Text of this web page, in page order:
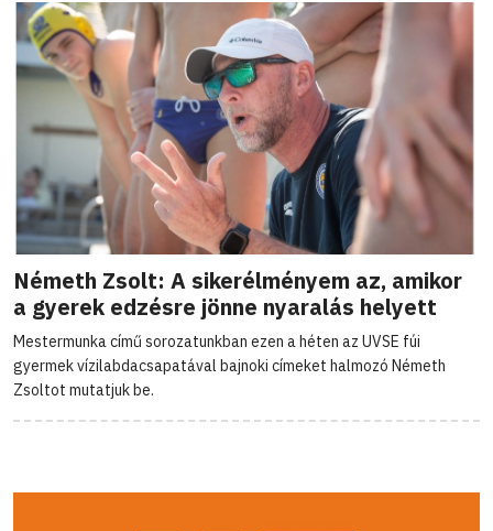
Németh Zsolt: A sikerélményem az, amikor
a gyerek edzésre jönne nyaralás helyett
Mestermunka című sorozatunkban ezen a héten az UVSE fúi
gyermek vízilabdacsapatával bajnoki címeket halmozó Németh
Zsoltot mutatjuk be.